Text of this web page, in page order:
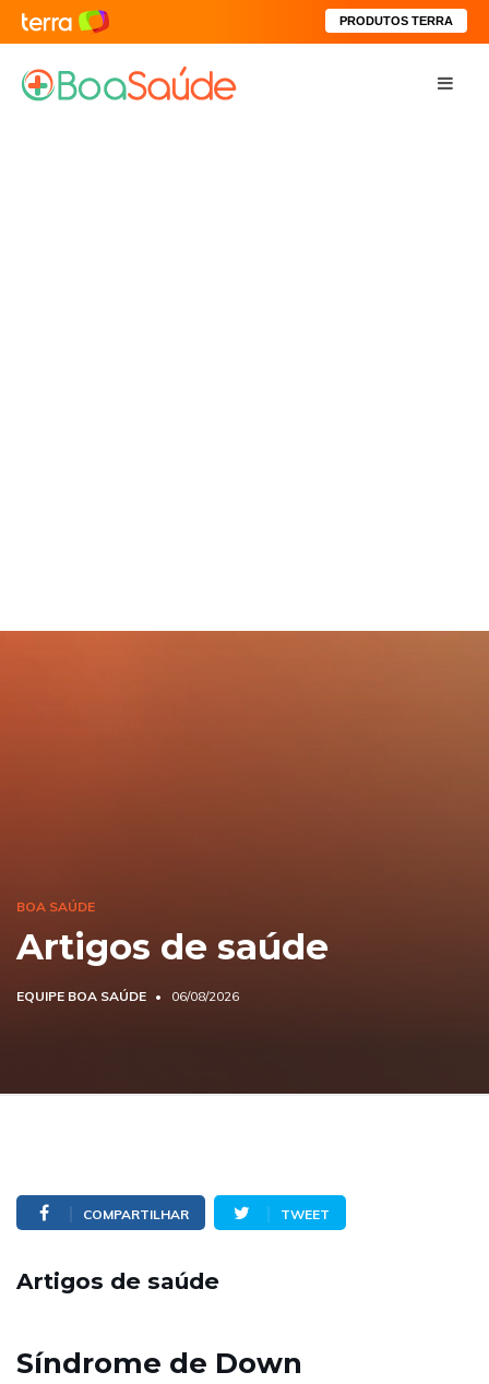
PRODUTOS TERRA
BOA SAÚDE
Artigos de saúde
EQUIPE BOA SAÚDE 06/08/2026
COMPARTILHAR TWEET
Artigos de saúde
Síndrome de Down